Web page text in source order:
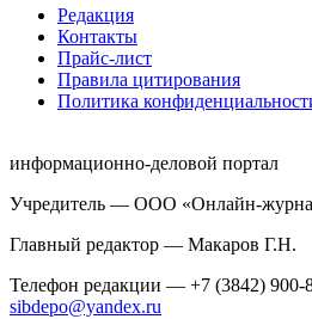
Редакция
Контакты
Прайс-лист
Правила цитирования
Политика
информационно-деловой портал
Учредитель — ООО «Онлайн-
Главный редактор — Макаров Г.Н.
Телефон редакции — +7 (3842)
sibdepo@yandex.ru